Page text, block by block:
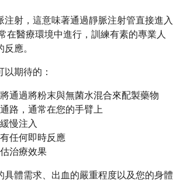
注射，這意味著通過靜脈注射管直接進入
在醫療環境中進行，訓練有素的專業人
應。
以期待的：
通過將粉末與無菌水混合來配製藥物
路，通常在您的手臂上
慢注入
任何即時反應
治療效果
具體需求、出血的嚴重程度以及您的身體